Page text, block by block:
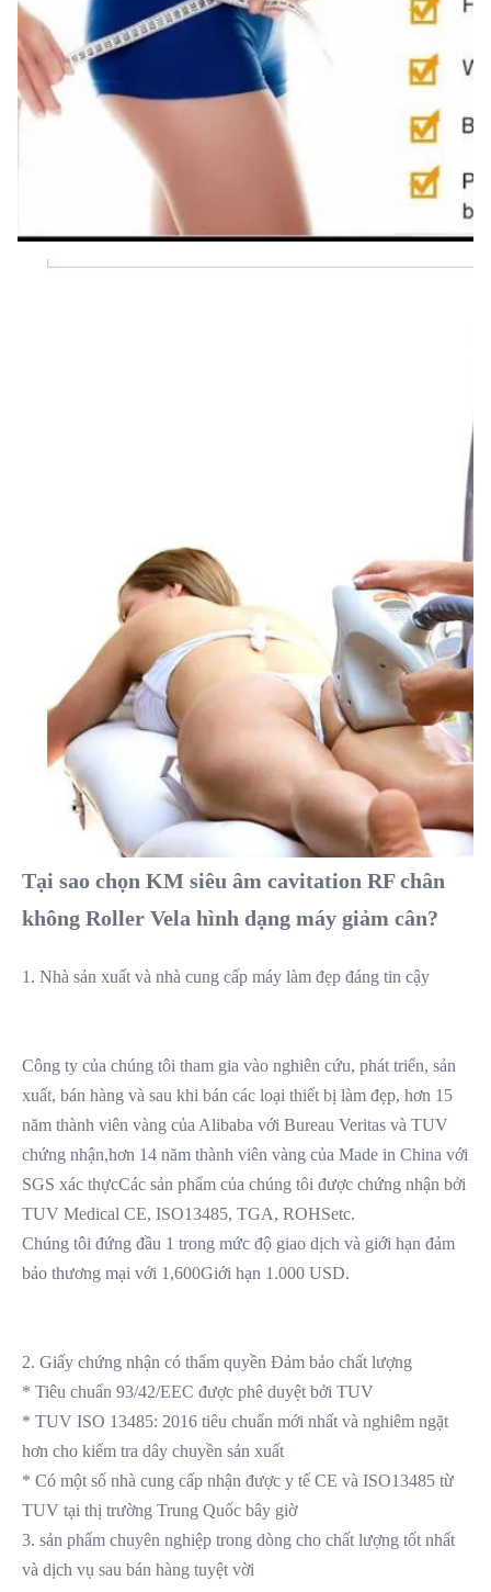
Tại sao chọn KM siêu âm cavitation RF chân
không Roller Vela hình dạng máy giảm cân?
1. Nhà sản xuất và nhà cung cấp máy làm đẹp đáng tin cậy
Công ty của chúng tôi tham gia vào nghiên cứu, phát triển, sản
xuất, bán hàng và sau khi bán các loại thiết bị làm đẹp, hơn 15
năm thành viên vàng của Alibaba với Bureau Veritas và TUV
chứng nhận,hơn 14 năm thành viên vàng của Made in China với
SGS xác thựcCác sản phẩm của chúng tôi được chứng nhận bởi
TUV Medical CE, ISO13485, TGA, ROHSetc.
Chúng tôi đứng đầu 1 trong mức độ giao dịch và giới hạn đảm
bảo thương mại với 1,600Giới hạn 1.000 USD.
2. Giấy chứng nhận có thẩm quyền Đảm bảo chất lượng
* Tiêu chuẩn 93/42/EEC được phê duyệt bởi TUV
* TUV ISO 13485: 2016 tiêu chuẩn mới nhất và nghiêm ngặt
hơn cho kiểm tra dây chuyền sản xuất
* Có một số nhà cung cấp nhận được y tế CE và ISO13485 từ
TUV tại thị trường Trung Quốc bây giờ
3. sản phẩm chuyên nghiệp trong dòng cho chất lượng tốt nhất
và dịch vụ sau bán hàng tuyệt vời